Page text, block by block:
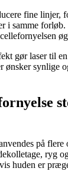
fine linjer,
i samme
gør laser til
ønsker synlige
på flere
ryg
huden er